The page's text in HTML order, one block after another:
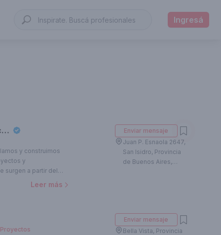
Ingresá
Marconi Silva Arquitectos
azul y
y construimos
y
surgen a partir del
y de un profundo
y totalmente a
de quienes
Leer más
Enviar mensaje
Juan P. Esnaola 2647,
San Isidro, Provincia
de Buenos Aires,
Proyectos
Enviar mensaje
Bella Vista, Provincia